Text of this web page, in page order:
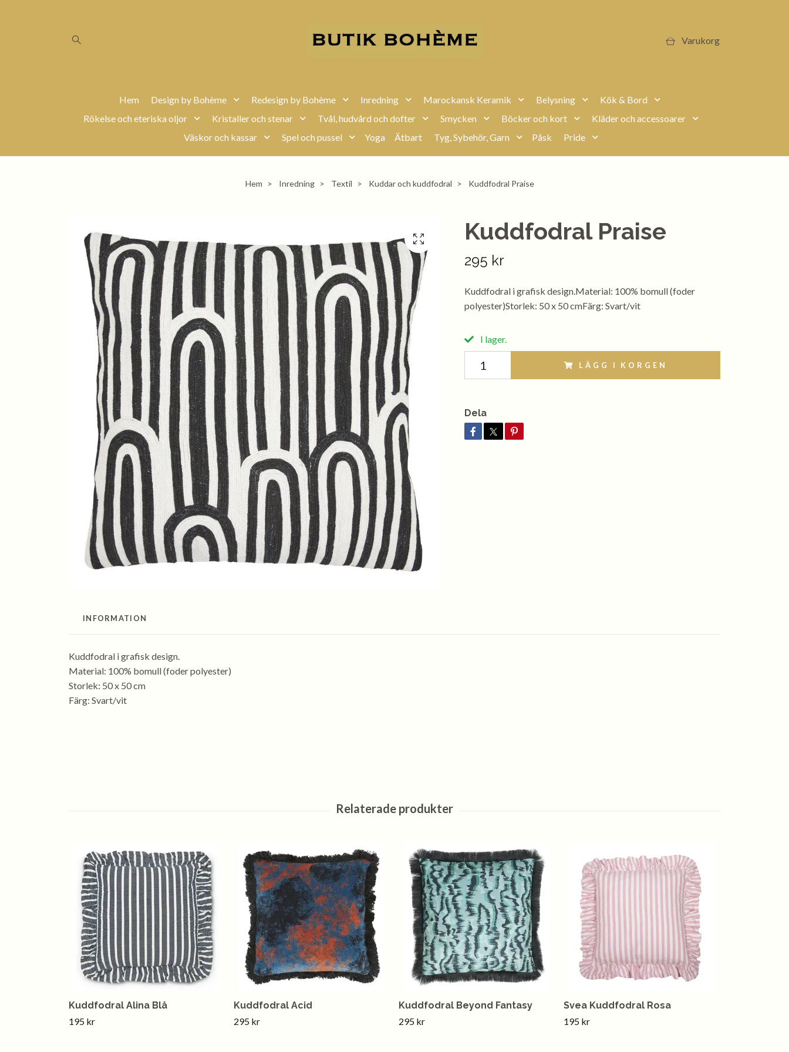
Varukorg
Hem Design by Bohème Redesign by Bohème Inredning Marockansk Keramik Belysning
Kök & Bord
Rökelse och eteriska oljor
Kristaller och stenar Tvål, hudvård och dofter Smycken Böcker och kort
Kläder och accessoarer
Väskor och kassar
Spel och pussel Yoga Ätbart Tyg, Sybehör, Garn Påsk Pride
Hem Inredning Textil Kuddar och kuddfodral Kuddfodral Praise
Kuddfodral Praise
295 kr
Kuddfodral i grafisk design.Material: 100% bomull (foder
polyester)Storlek: 50 x 50 cmFärg: Svart/vit
I lager.
LÄGG I KORGEN
Dela
INFORMATION
Kuddfodral i grafisk design.
Material: 100% bomull (foder polyester)
Storlek: 50 x 50 cm
Färg: Svart/vit
Kuddfodral Alina Blå
195 kr
Kuddfodral Acid
295 kr
Kuddfodral Beyond Fantasy
295 kr
Svea Kuddfodral Rosa
195 kr